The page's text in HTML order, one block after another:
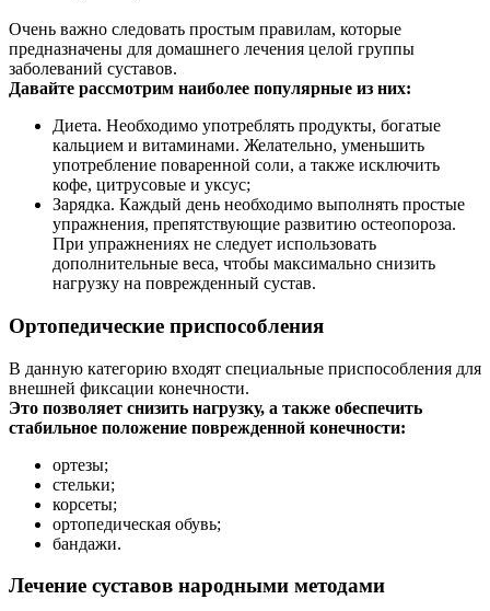
Очень важно следовать простым правилам, которые
предназначены для домашнего лечения целой группы
заболеваний суставов.
Давайте рассмотрим наиболее популярные из них:
Диета. Необходимо употреблять продукты, богатые
кальцием и витаминами. Желательно, уменьшить
употребление поваренной соли, а также исключить
кофе, цитрусовые и уксус;
Зарядка. Каждый день необходимо выполнять простые
упражнения, препятствующие развитию остеопороза.
При упражнениях не следует использовать
дополнительные веса, чтобы максимально снизить
нагрузку на поврежденный сустав.
Ортопедические приспособления
В данную категорию входят специальные приспособления для
внешней фиксации конечности.
Это позволяет снизить нагрузку, а также обеспечить
стабильное положение поврежденной конечности:
ортезы;
стельки;
корсеты;
ортопедическая обувь;
бандажи.
Лечение суставов народными методами